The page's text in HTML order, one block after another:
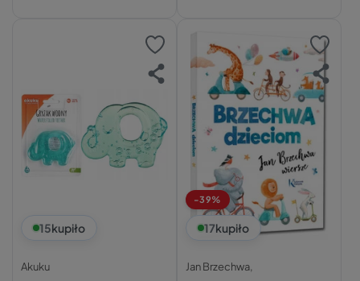
15kupiło
Akuku
-39%
17kupiło
Jan Brzechwa,